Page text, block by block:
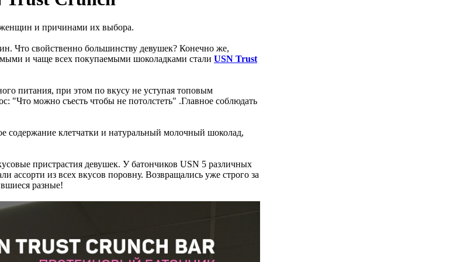
и причинами их выбора.
Что свойственно большинству девушек? Конечно же,
и чаще всех покупаемыми шоколадками стали USN Trust
питания, при этом по вкусу не уступая топовым
"Что можно съесть чтобы не потолстеть" .Главное соблюдать
содержание клетчатки и натуральный молочный шоколад,
пристрастия девушек. У батончиков USN 5 различных
из всех вкусов поровну. Возвращались уже строго за
разные!